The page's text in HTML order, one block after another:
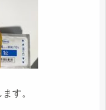
す。